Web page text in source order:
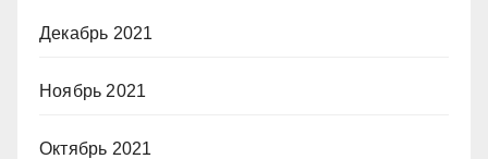
Декабрь 2021
Ноябрь 2021
Октябрь 2021